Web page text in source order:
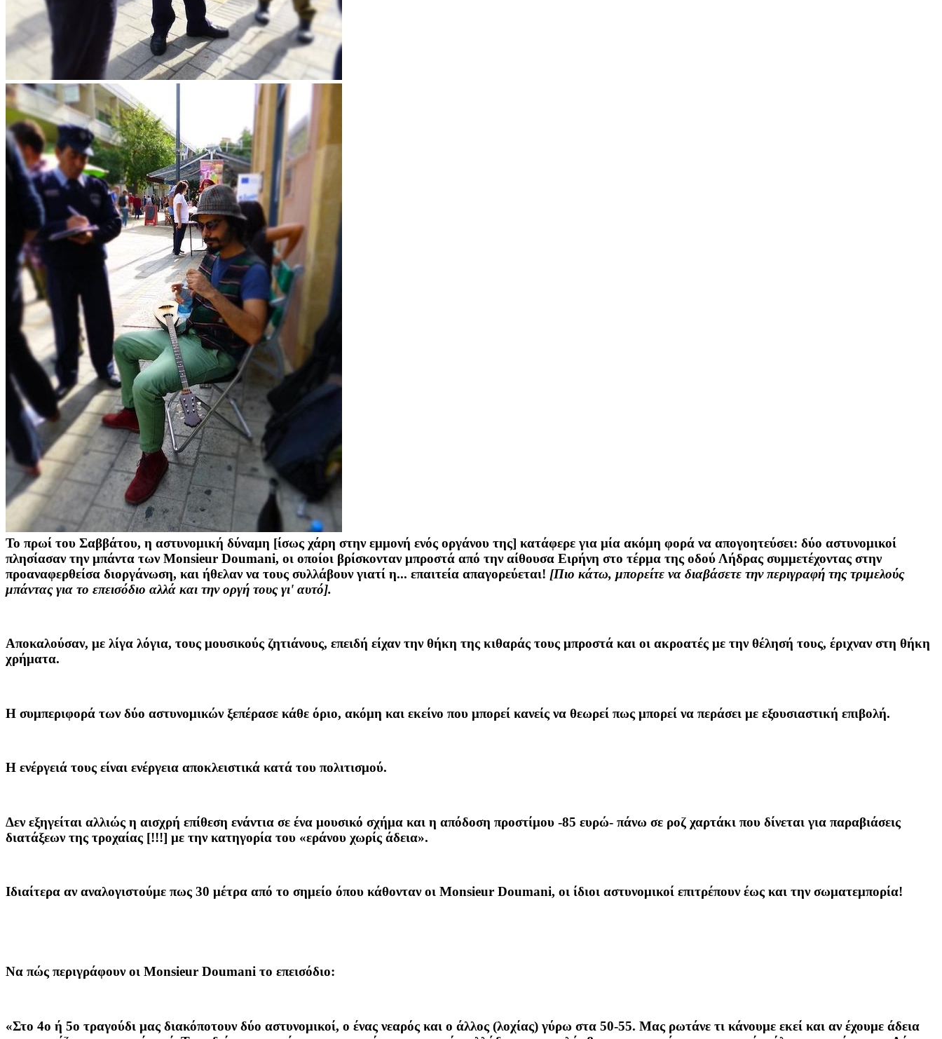
Το πρωί του Σαββάτου, η αστυνομική δύναμη [ίσως χάρη στην εμμονή ενός οργάνου της] κατάφερε για μία ακόμη φορά να απογοητεύσει: δύο αστυνομικοί
πλησίασαν την μπάντα των Monsieur Doumani, οι οποίοι βρίσκονταν μπροστά από την αίθουσα Ειρήνη στο τέρμα της οδού Λήδρας συμμετέχοντας στην
προαναφερθείσα διοργάνωση, και ήθελαν να τους συλλάβουν γιατί η... επαιτεία απαγορεύεται! [Πιο κάτω, μπορείτε να διαβάσετε την περιγραφή της τριμελούς
μπάντας για το επεισόδιο αλλά και την οργή τους γι' αυτό].
Αποκαλούσαν, με λίγα λόγια, τους μουσικούς ζητιάνους, επειδή είχαν την θήκη της κιθαράς τους μπροστά και οι ακροατές με την θέλησή τους, έριχναν στη θήκη
χρήματα.
Η συμπεριφορά των δύο αστυνομικών ξεπέρασε κάθε όριο, ακόμη και εκείνο που μπορεί κανείς να θεωρεί πως μπορεί να περάσει με εξουσιαστική επιβολή.
Η ενέργειά τους είναι ενέργεια αποκλειστικά κατά του πολιτισμού.
Δεν εξηγείται αλλιώς η αισχρή επίθεση ενάντια σε ένα μουσικό σχήμα και η απόδοση προστίμου -85 ευρώ- πάνω σε ροζ χαρτάκι που δίνεται για παραβιάσεις
διατάξεων της τροχαίας [!!!] με την κατηγορία του «εράνου χωρίς άδεια».
Ιδιαίτερα αν αναλογιστούμε πως 30 μέτρα από το σημείο όπου κάθονταν οι Monsieur Doumani, οι ίδιοι αστυνομικοί επιτρέπουν έως και την σωματεμπορία!
Να πώς περιγράφουν οι Monsieur Doumani το επεισόδιο:
«Στο 4ο ή 5ο τραγούδι μας διακόποτουν δύο αστυνομικοί, ο ένας νεαρός και ο άλλος (λοχίας) γύρω στα 50-55. Μας ρωτάνε τι κάνουμε εκεί και αν έχουμε άδεια